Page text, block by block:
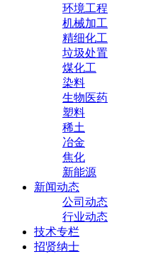
环境工程
机械加工
精细化工
垃圾处置
煤化工
染料
生物医药
塑料
稀土
冶金
焦化
新能源
新闻动态
公司动态
行业动态
技术专栏
招贤纳士